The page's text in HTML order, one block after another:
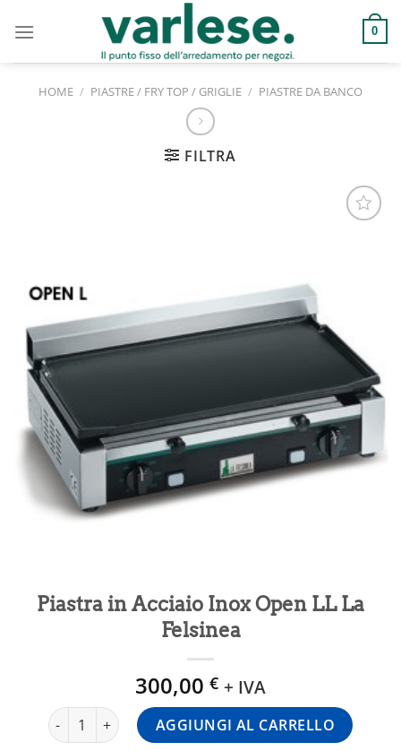
0
HOME / PIASTRE / FRY TOP / GRIGLIE / PIASTRE DA BANCO
FILTRA
Piastra in Acciaio Inox Open LL La
Felsinea
300,00 € + IVA
Piastra in Acciaio Inox Open LL La Felsinea quantità
AGGIUNGI AL CARRELLO